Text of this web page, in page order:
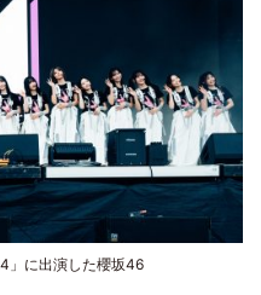
」に出演した櫻坂46